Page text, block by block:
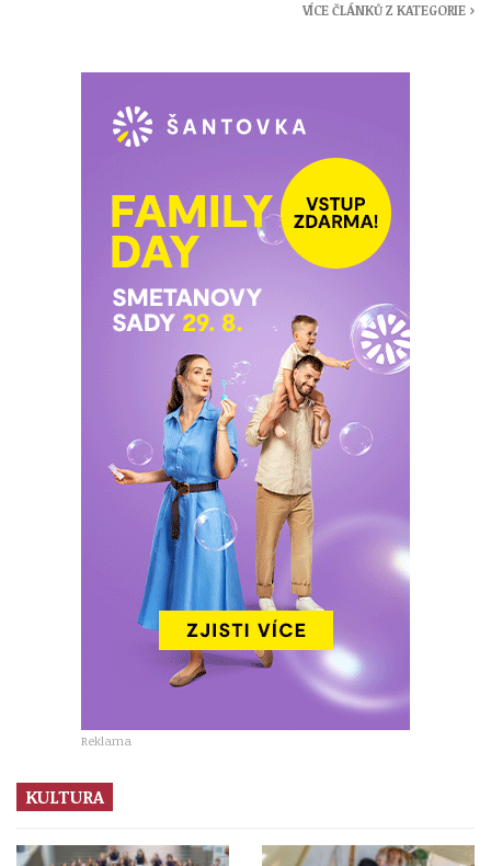
VÍCE ČLÁNKŮ Z KATEGORIE ›
Reklama
KULTURA